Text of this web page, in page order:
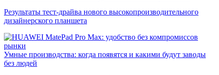
Результаты тест-драйва нового высокопроизводительного
дизайнерского планшета
рынки
Умные производства: когда появятся и какими будут заводы
без людей